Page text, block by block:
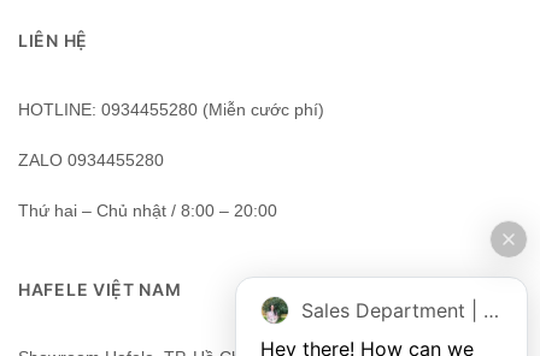
LIÊN HỆ
HOTLINE: 0934455280 (Miễn cước phí)
ZALO 0934455280
Thứ hai – Chủ nhật / 8:00 – 20:00
HAFELE VIỆT NAM
Sales Department | Chat online
Hey there! How can we